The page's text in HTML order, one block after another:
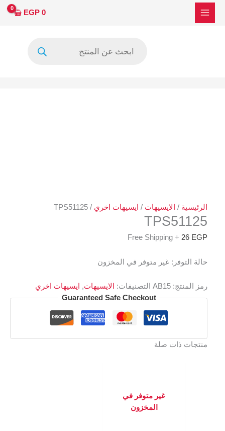
تخطي
0
EGP
الرئيسية / الايسيهات / ايسيهات اخري / TPS51125
TPS51125
26 EGP
+ Free Shipping
حالة التوفر: غير متوفر في المخزون
رمز المنتج: AB15 التصنيفات: الايسيهات,
ايسيهات اخري
Guaranteed Safe Checkout
منتجات ذات صلة
غير متوفر في
المخزون